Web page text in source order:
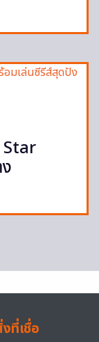
Star
ที่เชื่อ